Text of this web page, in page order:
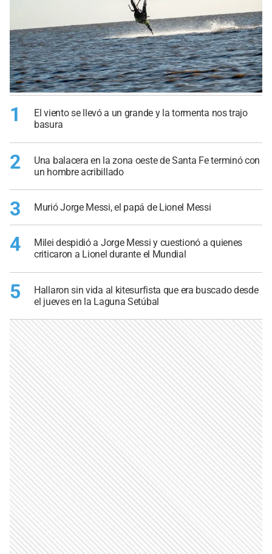
1
El viento se llevó a un grande y la tormenta nos trajo
basura
2
Una balacera en la zona oeste de Santa Fe terminó con
un hombre acribillado
3 Murió Jorge Messi, el papá de Lionel Messi
4
Milei despidió a Jorge Messi y cuestionó a quienes
criticaron a Lionel durante el Mundial
5
Hallaron sin vida al kitesurfista que era buscado desde
el jueves en la Laguna Setúbal